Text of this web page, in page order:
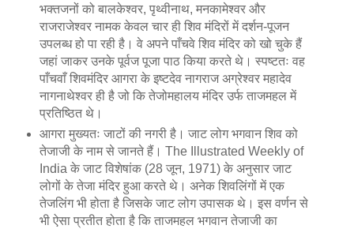
भक्तजनों को बालकेश्वर, पृथ्वीनाथ, मनकामेश्वर और
राजराजेश्वर नामक केवल चार ही शिव मंदिरों में दर्शन-पूजन
उपलब्ध हो पा रही है। वे अपने पाँचवे शिव मंदिर को खो चुके हैं
जहां जाकर उनके पूर्वज पूजा पाठ किया करते थे। स्पष्टतः वह
पाँचवाँ शिवमंदिर आगरा के इष्टदेव नागराज अग्रेश्वर महादेव
नागनाथेश्वर ही है जो कि तेजोमहालय मंदिर उर्फ ताजमहल में
प्रतिष्ठित थे।
आगरा मुख्यतः जाटों की नगरी है। जाट लोग भगवान शिव को
तेजाजी के नाम से जानते हैं। The Illustrated Weekly of
India के जाट विशेषांक (28 जून, 1971) के अनुसार जाट
लोगों के तेजा मंदिर हुआ करते थे। अनेक शिवलिंगों में एक
तेजलिंग भी होता है जिसके जाट लोग उपासक थे। इस वर्णन से
भी ऐसा प्रतीत होता है कि ताजमहल भगवान तेजाजी का